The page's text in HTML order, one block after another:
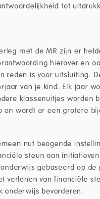
tot
met de MR zijn er
hierover en
reden is voor uitsluiting.
van je kind. Elk jaar
klassenuitjes worden
wordt er een grotere
nut beogende
steun aan
gebaseerd op de
verlenen van financiële
onderwijs bevorderen.